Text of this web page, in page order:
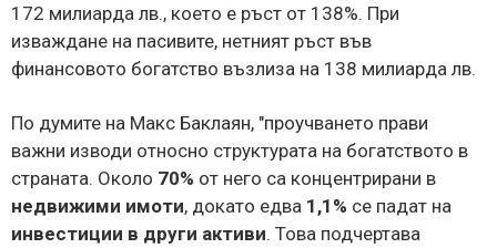
172 милиарда лв., което е ръст от 138%. При
изваждане на пасивите, нетният ръст във
финансовото богатство възлиза на 138 милиарда лв.
По думите на Макс Баклаян, "проучването прави
важни изводи относно структурата на богатството в
страната. Около 70% от него са концентрирани в
недвижими имоти, докато едва 1,1% се падат на
инвестиции в други активи. Това подчертава